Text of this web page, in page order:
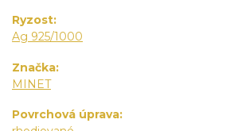
Ryzost
Ag 925/1000
Značka
MINET
Povrchová úprava